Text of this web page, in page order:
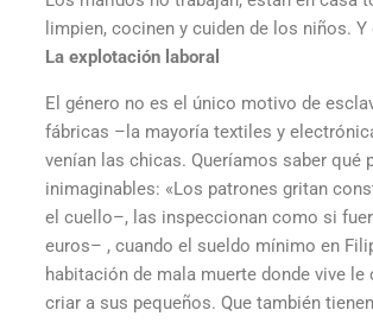
limpien, cocinen y cuiden de los niños.
La explotación laboral
El género no es el único motivo de
fábricas –la mayoría textiles y
venían las chicas. Queríamos saber qué
inimaginables: «Los patrones gritan
el cuello–, las inspeccionan como si
euros– , cuando el sueldo mínimo en
habitación de mala muerte donde vive
criar a sus pequeños. Que también